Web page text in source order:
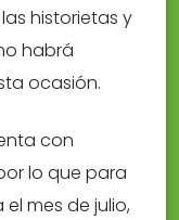
historietas y
habrá
ocasión.
con
lo que para
mes de julio,